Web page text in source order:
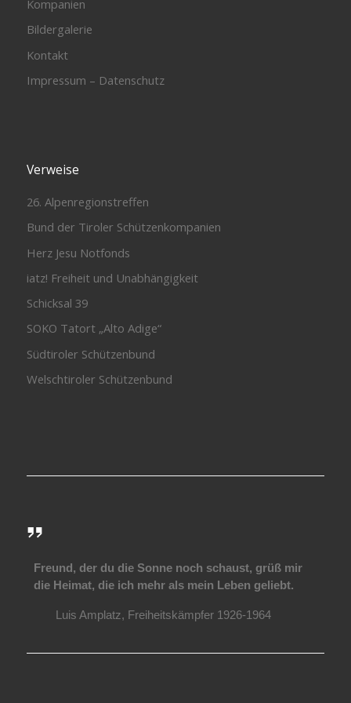
Kompanien
Bildergalerie
Kontakt
Impressum – Datenschutz
Verweise
26. Alpenregionstreffen
Bund der Tiroler Schützenkompanien
Herz Jesu Notfonds
iatz! Freiheit und Unabhängigkeit
Schicksal 39
SOKO Tatort „Alto Adige“
Südtiroler Schützenbund
Welschtiroler Schützenbund
Freund, der du die Sonne noch schaust, grüß mir
die Heimat, die ich mehr als mein Leben geliebt.
Luis Amplatz, Freiheitskämpfer 1926-1964